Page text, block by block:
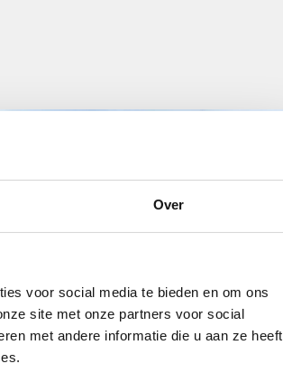
Over
voor social media te bieden en om ons
site met onze partners voor social
met andere informatie die u aan ze heeft